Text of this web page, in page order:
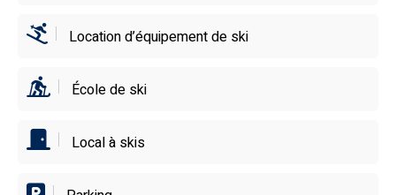
Location d’équipement de ski
École de ski
Local à skis